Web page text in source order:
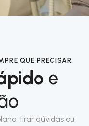
QUE PRECISAR.
e
tirar dúvidas ou